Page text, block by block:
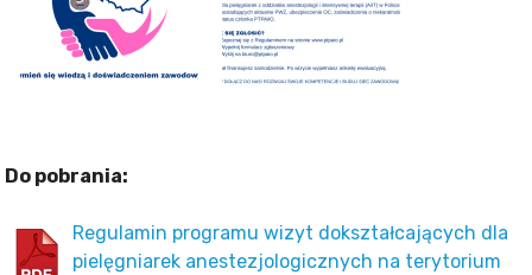
Do pobrania:
Regulamin programu wizyt dokształcających dla
pielęgniarek anestezjologicznych na terytorium